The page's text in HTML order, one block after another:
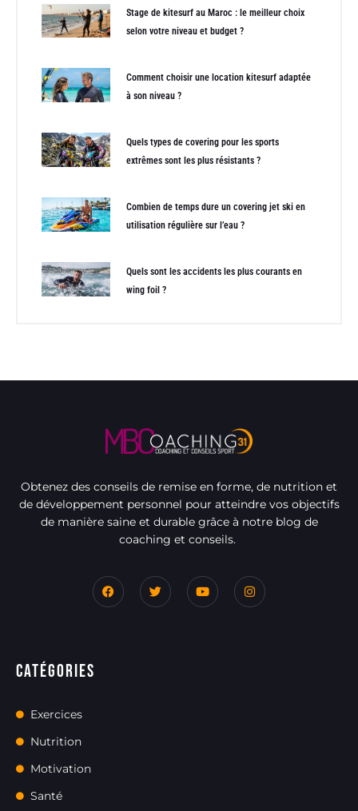
Stage de kitesurf au Maroc : le meilleur choix
selon votre niveau et budget ?
Comment choisir une location kitesurf adaptée
à son niveau ?
Quels types de covering pour les sports
extrêmes sont les plus résistants ?
Combien de temps dure un covering jet ski en
utilisation régulière sur l’eau ?
Quels sont les accidents les plus courants en
wing foil ?
Obtenez des conseils de remise en forme, de nutrition et
de développement personnel pour atteindre vos objectifs
de manière saine et durable grâce à notre blog de
coaching et conseils.
Catégories
Exercices
Nutrition
Motivation
Santé